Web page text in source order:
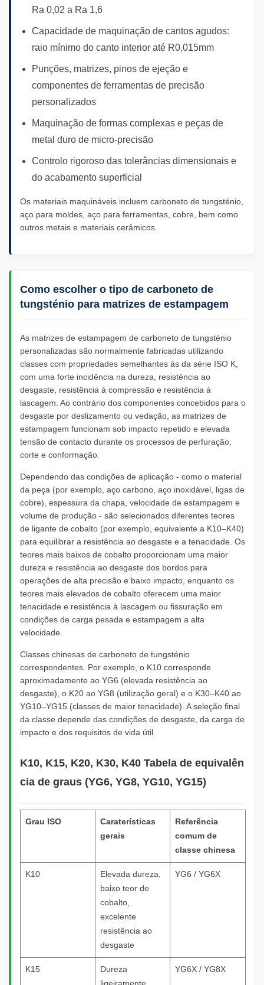
Ra 0,02 a Ra 1,6
Capacidade de maquinação de cantos agudos:
raio mínimo do canto interior até R0,015mm
Punções, matrizes, pinos de ejeção e
componentes de ferramentas de precisão
personalizados
Maquinação de formas complexas e peças de
metal duro de micro-precisão
Controlo rigoroso das tolerâncias dimensionais e
do acabamento superficial
Os materiais maquináveis incluem carboneto de tungsténio,
aço para moldes, aço para ferramentas, cobre, bem como
outros metais e materiais cerâmicos.
Como escolher o tipo de carboneto de
tungsténio para matrizes de estampagem
As matrizes de estampagem de carboneto de tungsténio
personalizadas são normalmente fabricadas utilizando
classes com propriedades semelhantes às da série ISO K,
com uma forte incidência na dureza, resistência ao
desgaste, resistência à compressão e resistência à
lascagem. Ao contrário dos componentes concebidos para o
desgaste por deslizamento ou vedação, as matrizes de
estampagem funcionam sob impacto repetido e elevada
tensão de contacto durante os processos de perfuração,
corte e conformação.
Dependendo das condições de aplicação - como o material
da peça (por exemplo, aço carbono, aço inoxidável, ligas de
cobre), espessura da chapa, velocidade de estampagem e
volume de produção - são selecionados diferentes teores
de ligante de cobalto (por exemplo, equivalente a K10–K40)
para equilibrar a resistência ao desgaste e a tenacidade. Os
teores mais baixos de cobalto proporcionam uma maior
dureza e resistência ao desgaste dos bordos para
operações de alta precisão e baixo impacto, enquanto os
teores mais elevados de cobalto oferecem uma maior
tenacidade e resistência à lascagem ou fissuração em
condições de carga pesada e estampagem a alta
velocidade.
Classes chinesas de carboneto de tungsténio
correspondentes. Por exemplo, o K10 corresponde
aproximadamente ao YG6 (elevada resistência ao
desgaste), o K20 ao YG8 (utilização geral) e o K30–K40 ao
YG10–YG15 (classes de maior tenacidade). A seleção final
da classe depende das condições de desgaste, da carga de
impacto e dos requisitos de vida útil.
K10, K15, K20, K30, K40 Tabela de equivalên
cia de graus (YG6, YG8, YG10, YG15)
Grau ISO
Caraterísticas
gerais
Referência
comum de
classe chinesa
K10
Elevada dureza,
baixo teor de
cobalto,
excelente
resistência ao
desgaste
YG6 / YG6X
K15
Dureza
YG6X / YG8X